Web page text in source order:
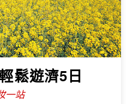
鬆遊濟5日
一站